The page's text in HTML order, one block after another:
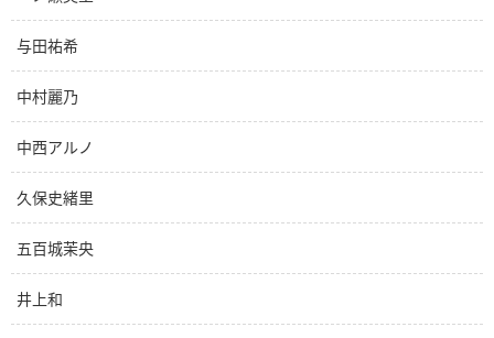
与田祐希
中村麗乃
中西アルノ
久保史緒里
五百城茉央
井上和